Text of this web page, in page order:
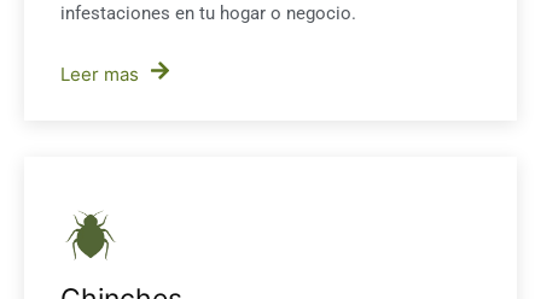
infestaciones en tu hogar o negocio.
Leer mas